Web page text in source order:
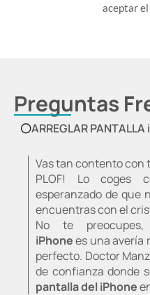
aceptar
Preguntas
ARREGLAR PANTALLA
Vas tan contento con
PLOF! Lo coges
esperanzado de que
encuentras con el
No te
iPhonees una avería
perfecto. Doctor
de confianza donde
pantalla del iPhone